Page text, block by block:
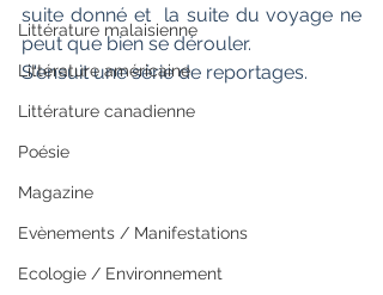
Littérature malaisienne
Littérature américaine
Littérature canadienne
Poésie
Magazine
Evènements / Manifestations
Ecologie / Environnement
suite donné et  la suite du voyage ne
peut que bien se dérouler.
S'ensuit une série de reportages.